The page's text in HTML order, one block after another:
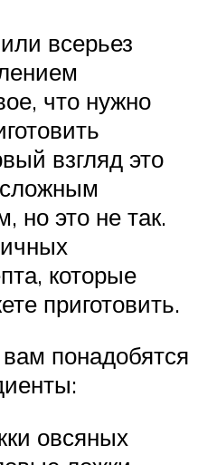
всерьез
что нужно
взгляд это
но это не так.
которые
приготовить.
понадобятся
овсяных